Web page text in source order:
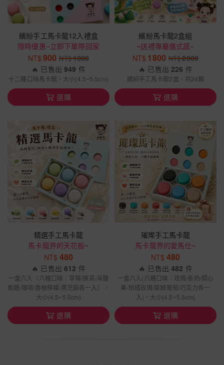
繽紛手工馬卡龍12入禮盒
限時優惠~立即下單帶回家
NT$ 900 NT$1000
🔥 已售出949 件
十二種口味馬卡龍，大小(4.5~5.5cm)
選購
繽紛馬卡龍2盒組
~送禮專屬儀式感~
NT$ 1800 NT$2000
🔥 已售出226 件
繽紛手工馬卡龍2盒，共24顆
選購
精選手工馬卡龍
馬卡龍界的天花板~
NT$ 480
🔥 已售出612 件
一盒六入（六種口味：草莓/抹茶/海鹽
焦糖/咖啡/香柚檸檬/黑芝麻各一入），
大小(4.5~5.5cm)
選購
璀璨手工馬卡龍
馬卡龍界的愛馬仕~
NT$ 480
🔥 已售出482 件
一盒六入(六種口味：玫瑰/泰奶/開心
果/柑橘玫瑰/萊姆葡萄/巧克力各一
入)，大小(4.5~5.5cm)
選購